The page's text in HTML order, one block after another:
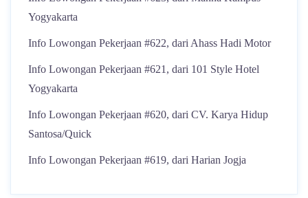
Yogyakarta
Info Lowongan Pekerjaan #622, dari Ahass Hadi Motor
Info Lowongan Pekerjaan #621, dari 101 Style Hotel
Yogyakarta
Info Lowongan Pekerjaan #620, dari CV. Karya Hidup
Santosa/Quick
Info Lowongan Pekerjaan #619, dari Harian Jogja